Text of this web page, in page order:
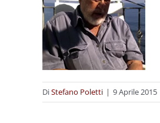
DiStefano Poletti | 9 Aprile 2015